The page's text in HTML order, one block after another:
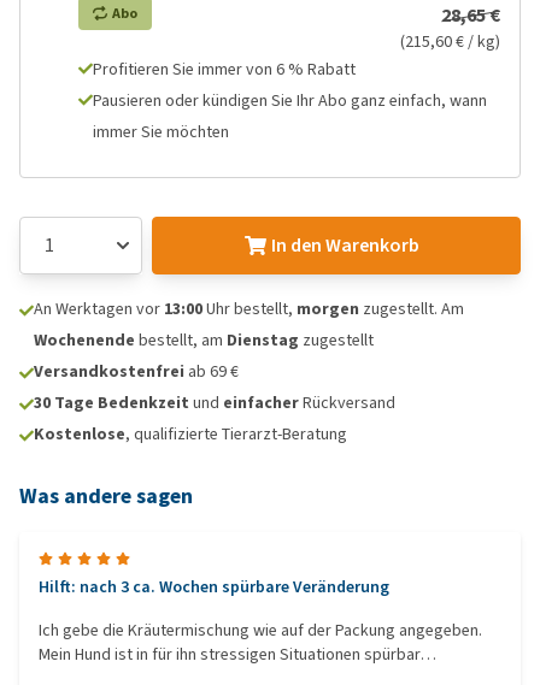
Abo 28,65 €
(215,60 € / kg)
Profitieren Sie immer von 6 % Rabatt
Pausieren oder kündigen Sie Ihr Abo ganz einfach, wann
immer Sie möchten
In den Warenkorb
An Werktagen vor 13:00Uhr bestellt, morgen zugestellt. Am
Wochenende bestellt, am Dienstag zugestellt
Versandkostenfrei ab 69 €
30 Tage Bedenkzeit und einfacherRückversand
Kostenlose, qualifizierte Tierarzt-Beratung
Was andere sagen
Hilft: nach 3 ca. Wochen spürbare Veränderung
Ich gebe die Kräutermischung wie auf der Packung angegeben.
Mein Hund ist in für ihn stressigen Situationen spürbar